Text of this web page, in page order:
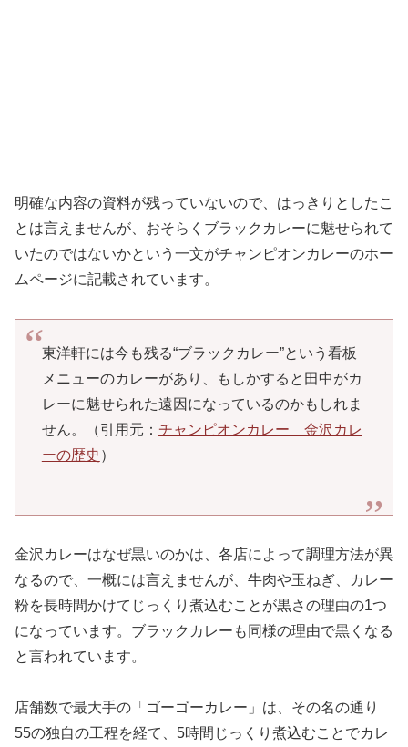
明確な内容の資料が残っていないので、はっきりとしたこ
とは言えませんが、おそらくブラックカレーに魅せられて
いたのではないかという一文がチャンピオンカレーのホー
ムページに記載されています。
東洋軒には今も残る“ブラックカレー”という看板
メニューのカレーがあり、もしかすると田中がカ
レーに魅せられた遠因になっているのかもしれま
せん。（引用元： チャンピオンカレー 金沢カレ
ーの歴史 ）
金沢カレーはなぜ黒いのかは、各店によって調理方法が異
なるので、一概には言えませんが、牛肉や玉ねぎ、カレー
粉を長時間かけてじっくり煮込むことが黒さの理由の1つ
になっています。ブラックカレーも同様の理由で黒くなる
と言われています。
店舗数で最大手の「ゴーゴーカレー」は、その名の通り
55の独自の工程を経て、5時間じっくり煮込むことでカレ